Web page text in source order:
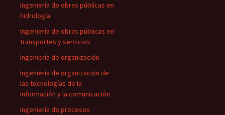
Ingeniería de obras públicas en
hidrología
Ingeniería de obras públicas en
transportes y servicios
Ingeniería de organización
Ingeniería de organización de
las tecnologías de la
información y la comunicación
Ingeniería de procesos